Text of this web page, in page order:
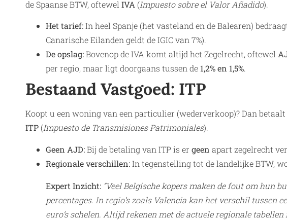
de Spaanse BTW, oftewel IVA (Impuesto sobre el Valor Añadido).
Het tarief:In heel Spanje (het vasteland en de Balearen)
Canarische Eilanden geldt de IGIC van 7%).
De opslag:Bovenop de IVA komt altijd het Zegelrecht, oftewel
per regio, maar ligt doorgaans tussen de 1,2% en 1,5%.
Bestaand Vastgoed: ITP
Koopt u een woning van een particulier (wederverkoop)? Dan
ITP (Impuesto de Transmisiones Patrimoniales).
Geen AJD:Bij de betaling van ITP is er geen apart zegelrecht
Regionale verschillen:In tegenstelling tot de landelijke BTW,
Expert Inzicht: “Veel Belgische kopers maken de fout om hun
percentages. In regio’s zoals Valencia kan het verschil tussen
euro’s schelen. Altijd rekenen met de actuele regionale tabellen